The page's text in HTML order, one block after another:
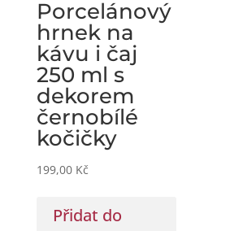
Porcelánový
hrnek na
kávu i čaj
250 ml s
dekorem
černobílé
kočičky
199,00 Kč
Přidat do